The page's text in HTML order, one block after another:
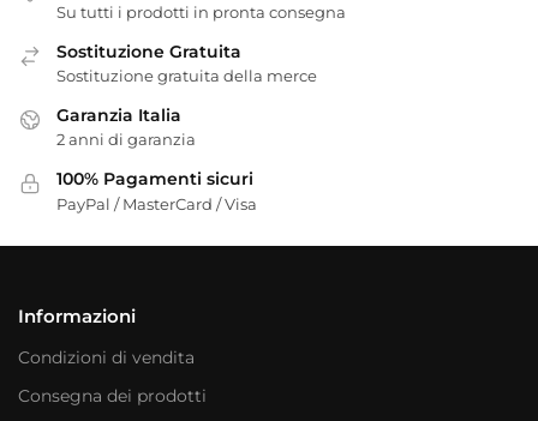
Su tutti i prodotti in pronta consegna
Sostituzione Gratuita
Sostituzione gratuita della merce
Garanzia Italia
2 anni di garanzia
100% Pagamenti sicuri
PayPal / MasterCard / Visa
Informazioni
Condizioni di vendita
Consegna dei prodotti